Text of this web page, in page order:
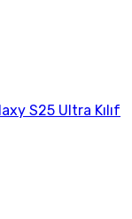
S25 Ultra Kılıf